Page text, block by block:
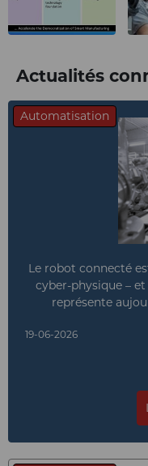
Actualités
Automatisation
Le robot connecté
cyber-physique –
représente
19-06-2026